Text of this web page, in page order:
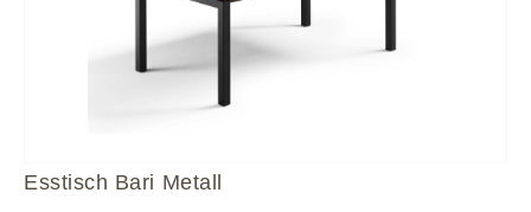
Esstisch Bari Metall